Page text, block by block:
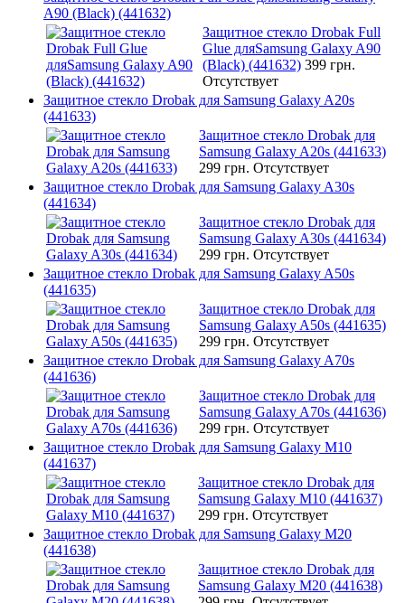
A90 (Black) (441632)
Защитное стекло Drobak Full
Glue дляSamsung Galaxy A90
(Black) (441632) 399 грн.
Отсутствует
Защитное стекло Drobak для Samsung Galaxy A20s
(441633)
Защитное стекло Drobak для
Samsung Galaxy A20s (441633)
299 грн. Отсутствует
Защитное стекло Drobak для Samsung Galaxy A30s
(441634)
Защитное стекло Drobak для
Samsung Galaxy A30s (441634)
299 грн. Отсутствует
Защитное стекло Drobak для Samsung Galaxy A50s
(441635)
Защитное стекло Drobak для
Samsung Galaxy A50s (441635)
299 грн. Отсутствует
Защитное стекло Drobak для Samsung Galaxy A70s
(441636)
Защитное стекло Drobak для
Samsung Galaxy A70s (441636)
299 грн. Отсутствует
Защитное стекло Drobak для Samsung Galaxy M10
(441637)
Защитное стекло Drobak для
Samsung Galaxy M10 (441637)
299 грн. Отсутствует
Защитное стекло Drobak для Samsung Galaxy M20
(441638)
Защитное стекло Drobak для
Samsung Galaxy M20 (441638)